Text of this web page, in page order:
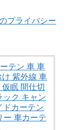
プライバシー
テン 車 車
紫外線 車
眠 間仕切
ック キャン
ドカーテン
ー 車カーテ